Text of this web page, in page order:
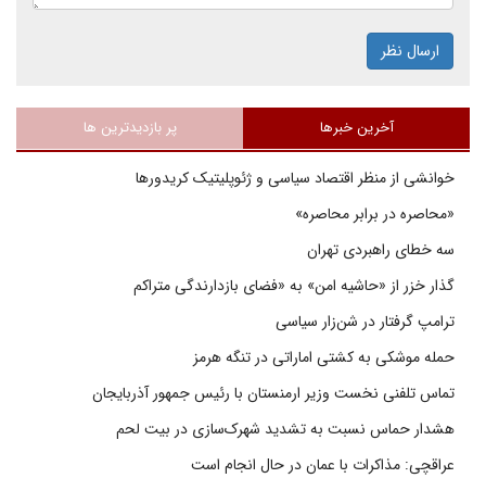
ارسال نظر
آخرین خبرها پر بازدیدترین ها
خوانشی از منظر اقتصاد سیاسی و ژئوپلیتیک کریدورها
«محاصره در برابر محاصره»
سه خطای راهبردی تهران
گذار خزر از «حاشیه امن» به «فضای بازدارندگی متراکم
ترامپ گرفتار در شن‌زار سیاسی
حمله موشکی به کشتی اماراتی در تنگه هرمز
تماس تلفنی نخست وزیر ارمنستان با رئیس جمهور آذربایجان
هشدار حماس نسبت به تشدید شهرک‌سازی در بیت‌ لحم
عراقچی: مذاکرات با عمان در حال انجام است